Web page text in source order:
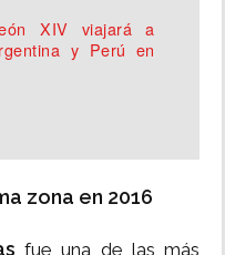
XIV viajará a
y Perú en
zona en 2016
fue una de las más